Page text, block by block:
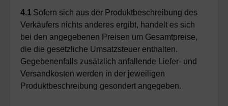
4.1 Sofern sich aus der Produktbeschreibung des
Verkäufers nichts anderes ergibt, handelt es sich
bei den angegebenen Preisen um Gesamtpreise,
die die gesetzliche Umsatzsteuer enthalten.
Gegebenenfalls zusätzlich anfallende Liefer- und
Versandkosten werden in der jeweiligen
Produktbeschreibung gesondert angegeben.